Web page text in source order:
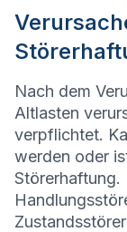
Nach dem
Altlasten
verpflichtet.
werden oder
Störerhaftung.